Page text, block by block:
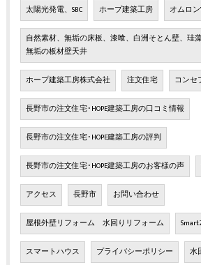
太陽光発電、SBC ホープ建築工房 オムロ
自然素材、無垢の床板、漆喰、白洲そとん壁、珪
無垢の板材壁天井
ホープ建築工房株式会社 注文住宅 コンセ
長野市の注文住宅･HOPE建築工房の口コミ情報
長野市の注文住宅･HOPE建築工房の評判
長野市の注文住宅･HOPE建築工房のお客様の声
アクセス 長野市 お問い合わせ
屋根外壁リフォーム 水回りリフォーム
スマートハウス プライバシーポリシー 水